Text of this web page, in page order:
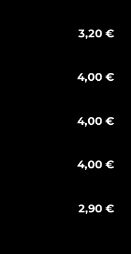
3,20 €
4,00 €
4,00 €
4,00 €
2,90 €